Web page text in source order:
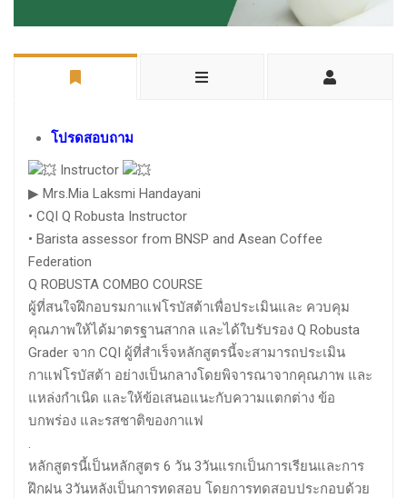
โปรดสอบถาม
Instructor
▶︎ Mrs.Mia Laksmi Handayani
• CQI Q Robusta Instructor
• Barista assessor from BNSP and Asean Coffee
Federation
Q ROBUSTA COMBO COURSE
ผู้ที่สนใจฝึกอบรมกาแฟโรบัสต้าเพื่อประเมินและ ควบคุม
คุณภาพให้ได้มาตรฐานสากล และได้ใบรับรอง Q Robusta
Grader จาก CQI ผู้ที่สำเร็จหลักสูตรนี้จะสามารถประเมิน
กาแฟโรบัสต้า อย่างเป็นกลางโดยพิจารณาจากคุณภาพ และ
แหล่งกำเนิด และให้ข้อเสนอแนะกับความแตกต่าง ข้อ
บกพร่อง และรสชาติของกาแฟ
.
หลักสูตรนี้เป็นหลักสูตร 6 วัน 3วันแรกเป็นการเรียนและการ
ฝึกฝน 3วันหลังเป็นการทดสอบ โดยการทดสอบประกอบด้วย